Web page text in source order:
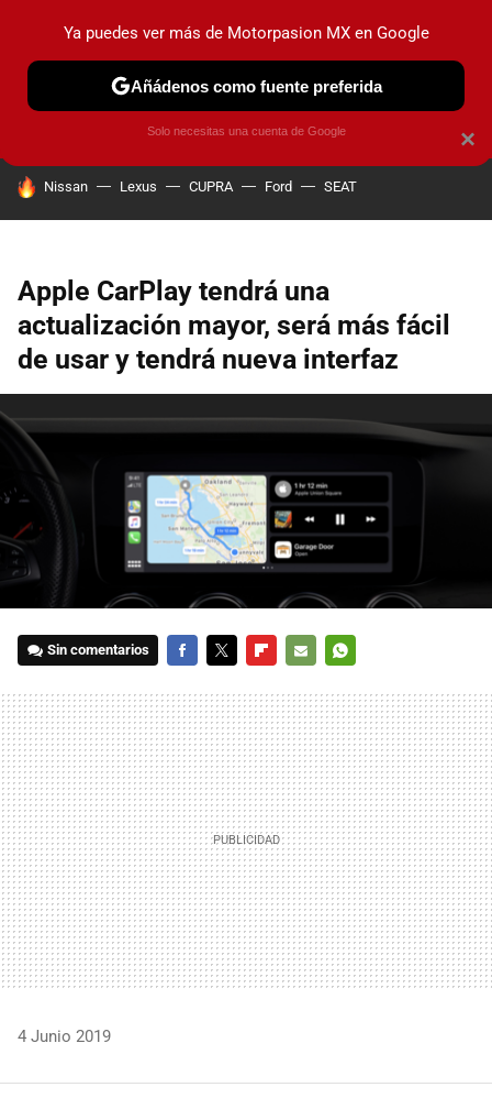
PRUEBAS INDUSTRIA HOY NO CIRCULA
HOY SE HABLA DE
Nissan Lexus CUPRA Ford SEAT
Apple CarPlay tendrá una
actualización mayor, será más fácil
de usar y tendrá nueva interfaz
Sin comentarios
MAIL
4 Junio 2019
×
Ya puedes ver más de Motorpasion MX en Google
Añádenos como fuente preferida
Solo necesitas una cuenta de Google